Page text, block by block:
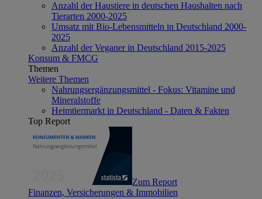
Anzahl der Haustiere in deutschen Haushalten nach
Tierarten 2000-2025
Umsatz mit Bio-Lebensmitteln in Deutschland 2000-
2025
Anzahl der Veganer in Deutschland 2015-2025
Konsum & FMCG
Themen
Weitere Themen
Nahrungsergänzungsmittel - Fokus: Vitamine und
Mineralstoffe
Heimtiermarkt in Deutschland - Daten & Fakten
Top Report
Zum Report
Finanzen, Versicherungen & Immobilien